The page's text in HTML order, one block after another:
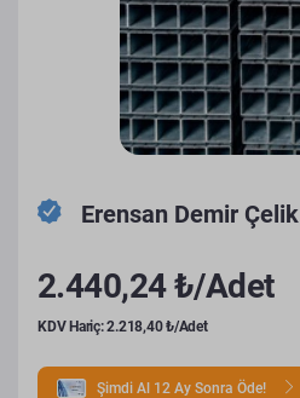
Erensan Demir Çelik
2.440,24 ₺/Adet
KDV Hariç: 2.218,40 ₺/Adet
Şimdi Al 12 Ay Sonra Öde!